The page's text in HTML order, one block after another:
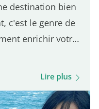
destination bien
c'est le genre de
enrichir votre
Kampot, elle se
me suis arrêté
Lire plus